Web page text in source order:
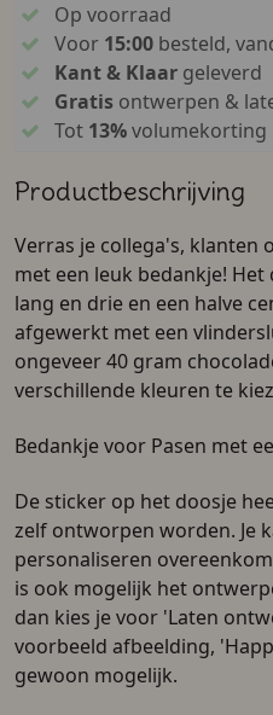
Op voorraad
Voor 15:00besteld,
Kant & Klaargeleverd
Gratisontwerpen &
Tot 13%volumekorting
Productbeschrijving
Verras je collega's, klanten
met een leuk bedankje!
lang en drie en een halve
afgewerkt met een
ongeveer 40 gram
verschillende kleuren te
Bedankje voor Pasen met
De sticker op het doosje
zelf ontworpen worden. Je
personaliseren
is ook mogelijk het
dan kies je voor 'Laten
voorbeeld afbeelding,
gewoon mogelijk.